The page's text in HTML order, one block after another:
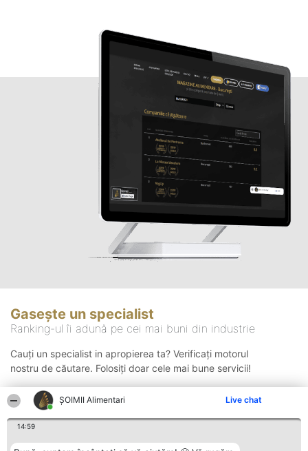
ŞOIMII Alimentari Live chat
14:59
Gasește un specialist
Ranking-ul îi adună pe cei mai buni din industrie
Cauți un specialist in apropierea ta? Verificați motorul
nostru de căutare. Folosiți doar cele mai bune servicii!